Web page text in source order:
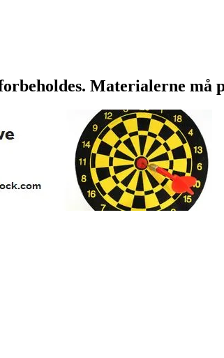
Materialerne må